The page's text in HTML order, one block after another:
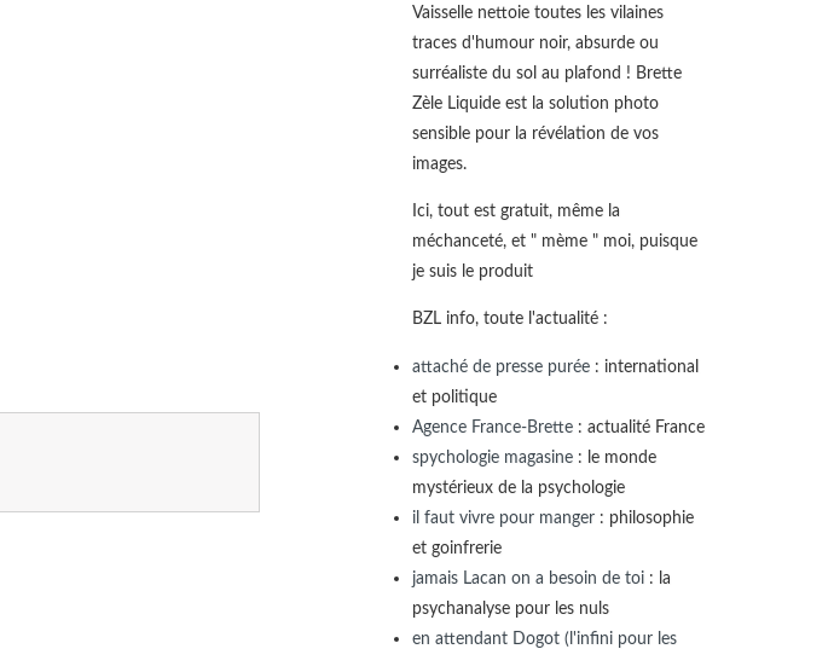
Vaisselle nettoie toutes les vilaines
traces d'humour noir, absurde ou
surréaliste du sol au plafond ! Brette
Zèle Liquide est la solution photo
sensible pour la révélation de vos
images.
Ici, tout est gratuit, même la
méchanceté, et " mème " moi, puisque
je suis le produit
BZL info, toute l'actualité :
attaché de presse purée : international
et politique
Agence France-Brette : actualité France
spychologie magasine : le monde
mystérieux de la psychologie
il faut vivre pour manger : philosophie
et goinfrerie
jamais Lacan on a besoin de toi : la
psychanalyse pour les nuls
en attendant Dogot (l'infini pour les